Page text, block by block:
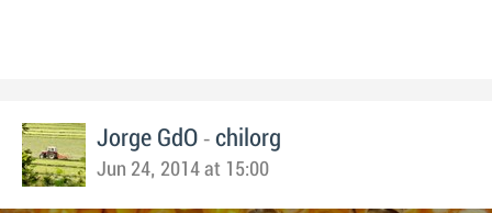
Jorge GdO - chilorg
Jun 24, 2014 at 15:00